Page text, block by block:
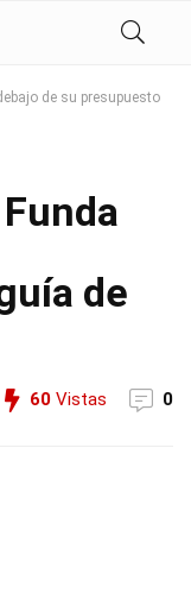
de su presupuesto
de
60 Vistas 0